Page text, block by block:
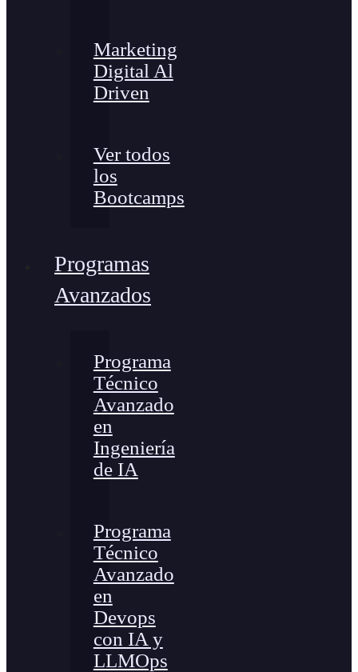
Marketing
Digital Al
Driven
Ver todos
los
Bootcamps
Programas
Avanzados
Programa
Técnico
Avanzado
en
Ingeniería
de IA
Programa
Técnico
Avanzado
en
Devops
con IA y
LLMOps